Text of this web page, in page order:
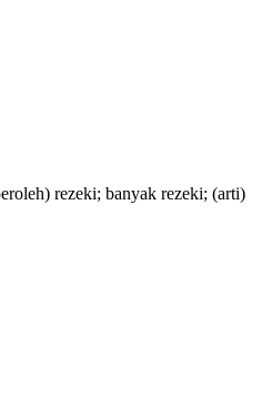
rezeki; banyak rezeki; (arti)